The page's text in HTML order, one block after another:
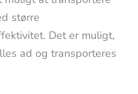
større
Det er muligt,
ad og transporteres